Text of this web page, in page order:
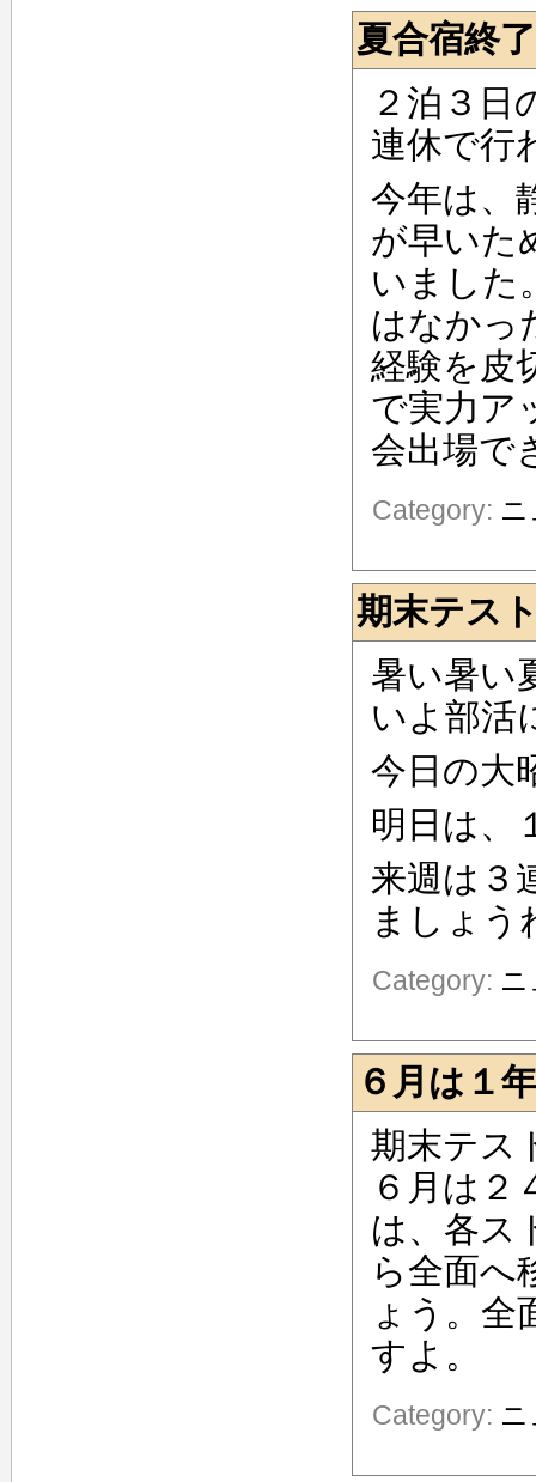
夏合宿終了
２泊３日
連休で行
今年は、
が早いた
いました
はなかっ
経験を皮
で実力ア
会出場で
Category:
期末テス
暑い暑い
いよ部活
今日の大
明日は、
来週は３
ましょう
Category:
６月は１
期末テス
６月は２
は、各ス
ら全面へ
ょう。全
すよ。
Category: